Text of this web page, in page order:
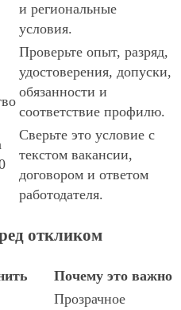
и региональные
условия.
Проверьте опыт, разряд,
удостоверения, допуски,
обязанности и
соответствие профилю.
Сверьте это условие с
текстом вакансии,
договором и ответом
работодателя.
откликом
Почему это важно
Прозрачное